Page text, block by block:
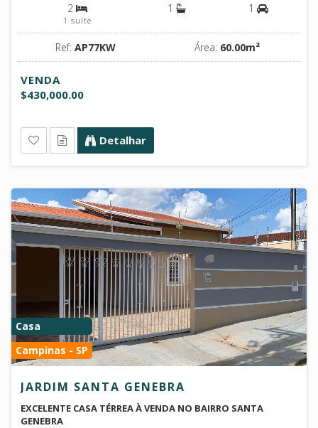
2
1 suíte
1 1
Ref: AP77KW Área: 60.00m²
VENDA
$430,000.00
Detalhar
Casa
Campinas - SP
JARDIM SANTA GENEBRA
EXCELENTE CASA TÉRREA À VENDA NO BAIRRO SANTA
GENEBRA